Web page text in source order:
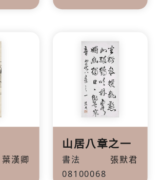
葉漢卿
山居八章之一
書法 張默君
08100068